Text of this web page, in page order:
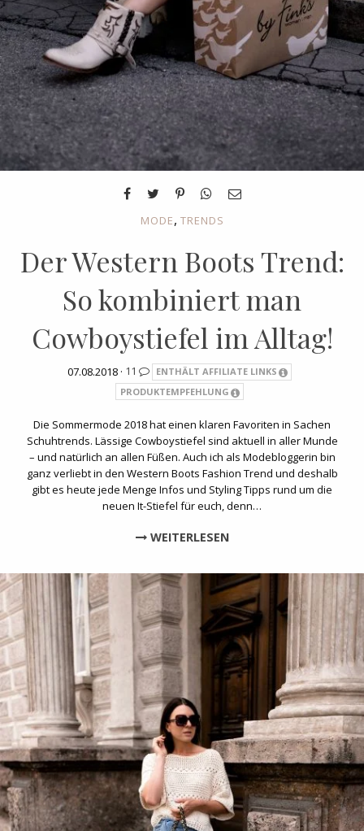
MODE, TRENDS
Der Western Boots Trend:
So kombiniert man
Cowboystiefel im Alltag!
07.08.2018 · 11
ENTHÄLT AFFILIATE LINKS
PRODUKTEMPFEHLUNG
Die Sommermode 2018 hat einen klaren Favoriten in Sachen
Schuhtrends. Lässige Cowboystiefel sind aktuell in aller Munde
– und natürlich an allen Füßen. Auch ich als Modebloggerin bin
ganz verliebt in den Western Boots Fashion Trend und deshalb
gibt es heute jede Menge Infos und Styling Tipps rund um die
neuen It-Stiefel für euch, denn…
WEITERLESEN